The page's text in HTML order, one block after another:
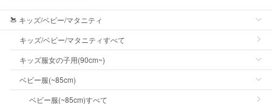
キッズ/ベビー/マタニティ
キッズ/ベビー/マタニティすべて
キッズ服女の子用(90cm~)
ベビー服(~85cm)
ベビー服(~85cm)すべて